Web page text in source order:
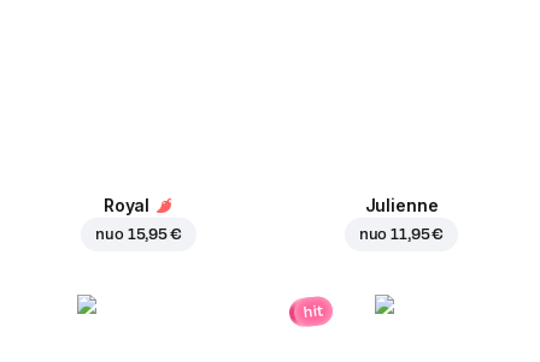
Royal
nuo 15,95 €
Julienne
nuo11,95 €
hit